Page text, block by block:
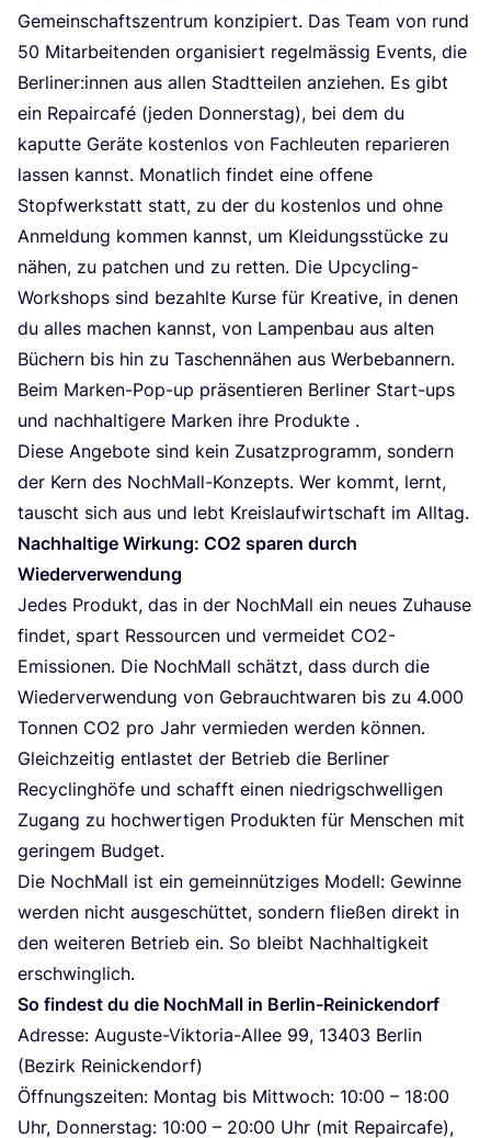
Gemein­schafts­zen­trum kon­zi­piert. Das Team von rund
50 Mit­ar­bei­ten­den orga­ni­siert regel­mäs­sig Events, die
Berliner:innen aus allen Stadt­tei­len anzie­hen. Es gibt
ein Repair­ca­fé (jeden Don­ners­tag), bei dem du
kaput­te Gerä­te kos­ten­los von Fach­leu­ten repa­rie­ren
las­sen kannst. Monat­lich fin­det eine offe­ne
Stopf­werk­statt statt, zu der du kos­ten­los und ohne
Anmel­dung kom­men kannst, um Klei­dungs­stü­cke zu
nähen, zu patchen und zu ret­ten. Die Upcy­cling-
Work­shops sind bezahl­te Kur­se für Krea­ti­ve, in denen
du alles machen kannst, von Lam­pen­bau aus alten
Büchern bis hin zu Taschen­nä­hen aus Wer­be­ban­nern.
Beim Mar­ken-Pop-up prä­sen­tie­ren Ber­li­ner Start-ups
und nach­hal­ti­ge­re Mar­ken ihre Produkte .
Die­se Ange­bo­te sind kein Zusatz­pro­gramm, son­dern
der Kern des Noch­Mall-Kon­zepts. Wer kommt, lernt,
tauscht sich aus und lebt Kreis­lauf­wirt­schaft im Alltag.
Nach­hal­ti­ge Wir­kung: CO2 spa­ren durch
Wiederverwendung
Jedes Pro­dukt, das in der Noch­Mall ein neu­es Zuhau­se
fin­det, spart Res­sour­cen und ver­mei­det CO2-
Emis­sio­nen. Die Noch­Mall schätzt, dass durch die
Wie­der­ver­wen­dung von Gebraucht­wa­ren bis zu 4.000
Ton­nen CO2 pro Jahr ver­mie­den wer­den kön­nen.
Gleich­zei­tig ent­las­tet der Betrieb die Ber­li­ner
Recy­cling­hö­fe und schafft einen nied­rig­schwel­li­gen
Zugang zu hoch­wer­ti­gen Pro­duk­ten für Men­schen mit
gerin­gem Budget.
Die Noch­Mall ist ein gemein­nüt­zi­ges Modell: Gewin­ne
wer­den nicht aus­ge­schüt­tet, son­dern flie­ßen direkt in
den wei­te­ren Betrieb ein. So bleibt Nach­hal­tig­keit
erschwinglich.
So fin­dest du die Noch­Mall in Berlin-Reinickendorf
Adres­se: Augus­te-Vik­to­ria-Allee 99, 13403 Ber­lin
(Bezirk Reinickendorf)
Öff­nungs­zei­ten: Mon­tag bis Mitt­woch: 10:00 – 18:00
Uhr, Don­ners­tag: 10:00 – 20:00 Uhr (mit Repair­ca­fe),